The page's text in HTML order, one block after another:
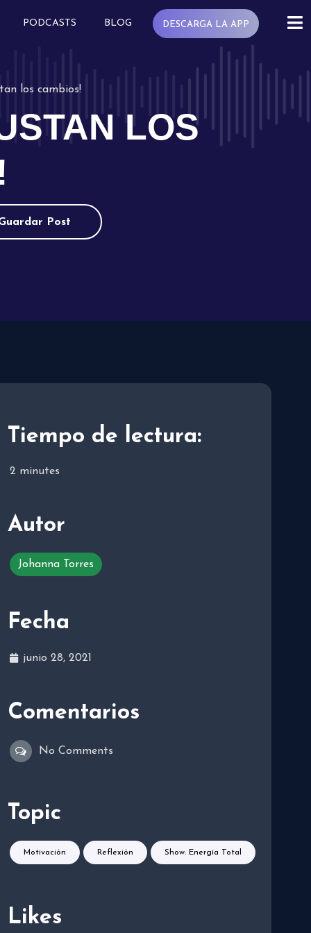
PODCASTS BLOG DESCARGA LA APP
los cambios!
LOS
Post
Tiempo de lectura:
2 minutes
Autor
Johanna Torres
Fecha
junio 28, 2021
Comentarios
No Comments
Topic
Motivación Reflexión Show: Energía Total
Likes